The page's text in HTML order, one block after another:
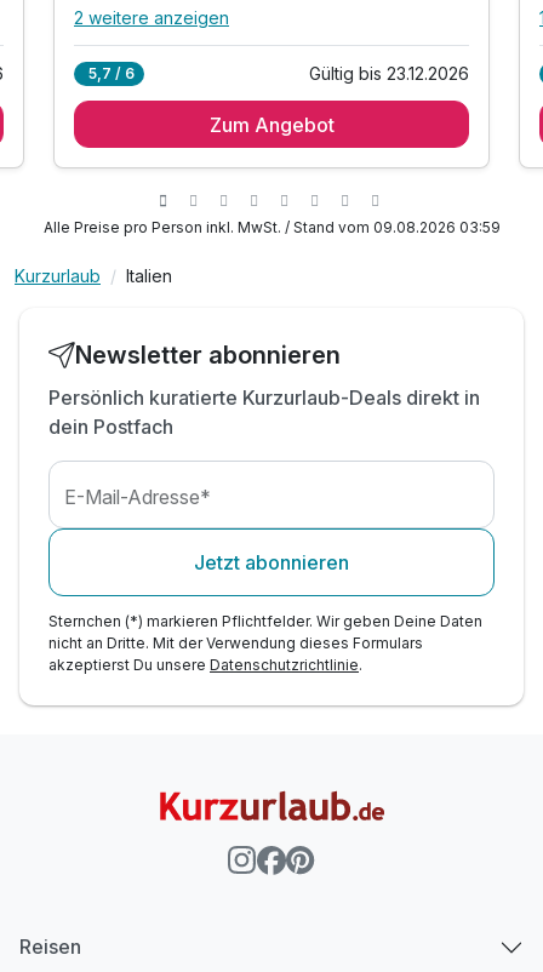
Alle Inklusivleistungen
2 x reichhaltiges Frühstücksbuffet
inkl. 15% Rabatt auf Massagen
2 weitere anzeigen
5,7 / 6 Gültig bis 23.12.2026
Zum Angebot
Alle Preise pro Person inkl. MwSt. / Stand vom 09.08.2026 03:59
Kurzurlaub Italien
Newsletter abonnieren
Persönlich kuratierte Kurzurlaub-Deals direkt in
dein Postfach
E-Mail-Adresse*
Jetzt abonnieren
Sternchen (*) markieren Pflichtfelder. Wir geben Deine Daten
nicht an Dritte. Mit der Verwendung dieses Formulars
akzeptierst Du unsere Datenschutzrichtlinie.
Reisen